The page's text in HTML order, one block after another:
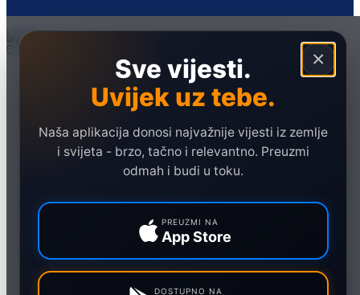
×
Sve vijesti.
Uvijek uz tebe.
Naša aplikacija donosi najvažnije vijesti iz zemlje
i svijeta - brzo, tačno i relevantno. Preuzmi
odmah i budi u toku.
PREUZMI NA
App Store
DOSTUPNO NA
Hronika